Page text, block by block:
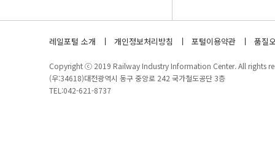
레일포털 소개 개인정보처리방침 포털이용약관 품질
Copyright ⓒ 2019 Railway Industry Information Center. All rights
(우:34618)대전광역시 동구 중앙로 242 국가철도공단 3층
TEL:042-621-8737